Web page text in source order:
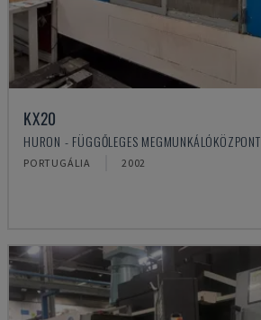
KX20
HURON - FÜGGŐLEGES MEGMUNKÁLÓKÖZPONT
PORTUGÁLIA 2002